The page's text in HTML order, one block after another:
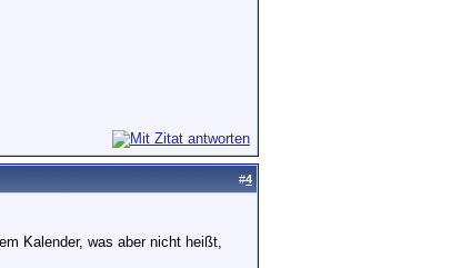
#4
Kalender, was aber nicht heißt,